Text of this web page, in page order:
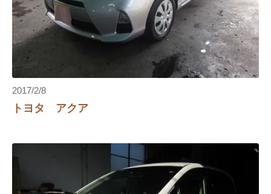
2017/2/8
トヨタ アクア